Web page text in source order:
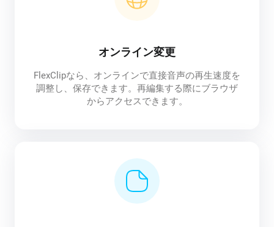
オンライン変更
FlexClipなら、オンラインで直接音声の再生速度を
調整し、保存できます。再編集する際にブラウザ
からアクセスできます。